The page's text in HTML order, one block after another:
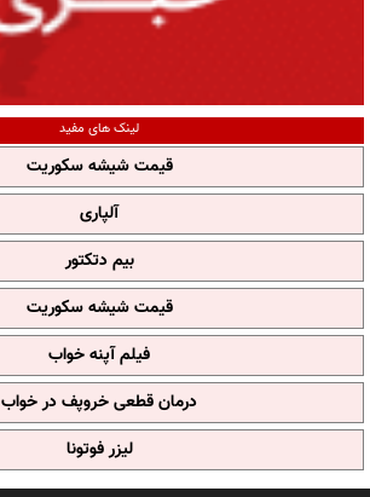
لینک های مفید
قیمت شیشه سکوریت
آلپاری
بیم دتکتور
قیمت شیشه سکوریت
فیلم آپنه خواب
درمان قطعی خروپف در خواب
لیزر فوتونا